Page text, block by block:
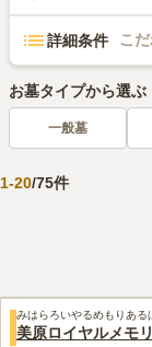
詳細条件 こ
お墓タイプから選ぶ
一般墓
1-20/75件
みはらろいやるめもりある
美原ロイヤルメモ